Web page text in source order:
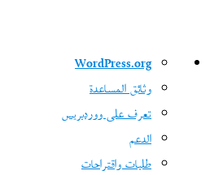
ووردبريس
WordPress.org
وثائق المساعدة
تعرف على ووردبريس
الدعم
طلبات واقتراحات